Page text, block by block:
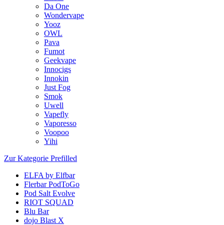
Da One
Wondervape
Yooz
OWL
Pava
Fumot
Geekvape
Innocigs
Innokin
Just Fog
Smok
Uwell
Vapefly
Vaporesso
Voopoo
Yihi
Zur Kategorie Prefilled
ELFA by Elfbar
Flerbar PodToGo
Pod Salt Evolve
RIOT SQUAD
Blu Bar
dojo Blast X